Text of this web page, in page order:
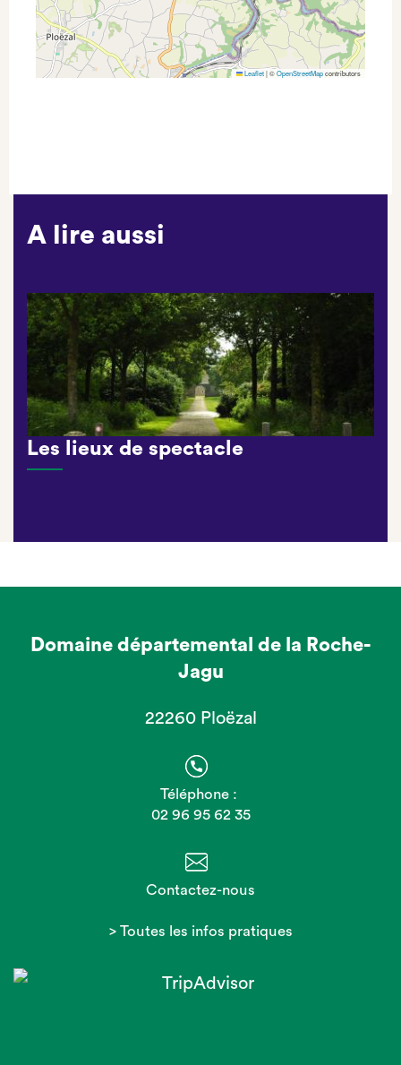
Leaflet|©OpenStreetMapcontributors
A lire aussi
Les lieux de spectacle
Domaine départemental de la Roche-
Jagu
22260 Ploëzal
Téléphone :
02 96 95 62 35
Contactez-nous
> Toutes les infos pratiques